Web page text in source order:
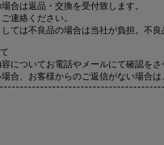
合は返品・交換を受付致します。
連絡ください。
ては不良品の場合は当社が負担。不良
についてお電話やメールにて確認を
合、お客様からのご返信がない場合